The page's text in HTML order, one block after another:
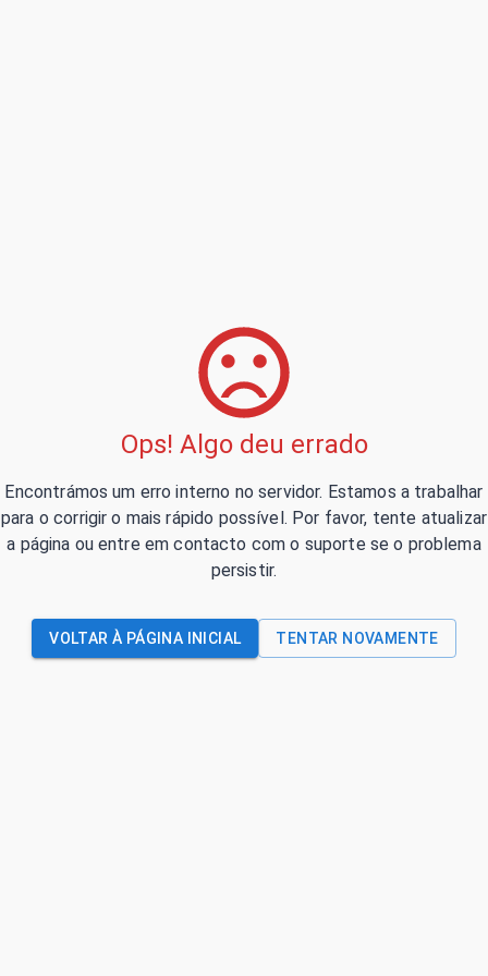
Ops! Algo deu errado
Encontrámos um erro interno no servidor. Estamos a trabalhar
para o corrigir o mais rápido possível. Por favor, tente atualizar
a página ou entre em contacto com o suporte se o problema
persistir.
VOLTAR À PÁGINA INICIAL TENTAR NOVAMENTE